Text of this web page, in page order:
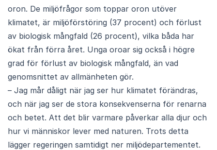
oron. De miljöfrågor som toppar oron utöver
klimatet, är miljöförstöring (37 procent) och förlust
av biologisk mångfald (26 procent), vilka båda har
ökat från förra året. Unga oroar sig också i högre
grad för förlust av biologisk mångfald, än vad
genomsnittet av allmänheten gör.
– Jag mår dåligt när jag ser hur klimatet förändras,
och när jag ser de stora konsekvenserna för renarna
och betet. Att det blir varmare påverkar alla djur och
hur vi människor lever med naturen. Trots detta
lägger regeringen samtidigt ner miljödepartementet.